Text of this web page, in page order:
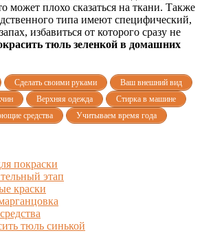
может плохо сказаться на ткани. Также
типа имеют специфический,
избавиться от которого сразу не
тюль зеленкой в домашних
Сделать своими руками
Ваш внешний вид
Верхняя одежда
Стирка в машине
средства
Учитываем время года
покраски
этап
краски
тюль синькой